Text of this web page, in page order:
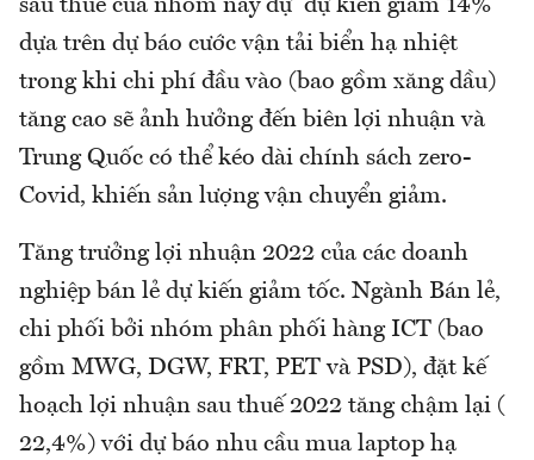
sau thuế của nhóm này dự dự kiến giảm 14%
dựa trên dự báo cước vận tải biển hạ nhiệt
trong khi chi phí đầu vào (bao gồm xăng dầu)
tăng cao sẽ ảnh hưởng đến biên lợi nhuận và
Trung Quốc có thể kéo dài chính sách zero-
Covid, khiến sản lượng vận chuyển giảm.
Tăng trưởng lợi nhuận 2022 của các doanh
nghiệp bán lẻ dự kiến giảm tốc. Ngành Bán lẻ,
chi phối bởi nhóm phân phối hàng ICT (bao
gồm MWG, DGW, FRT, PET và PSD), đặt kế
hoạch lợi nhuận sau thuế 2022 tăng chậm lại (
22,4%) với dự báo nhu cầu mua laptop hạ